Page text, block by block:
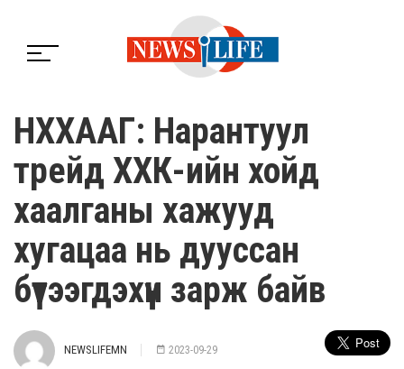
НХХААГ: Нарантуул
трейд ХХК-ийн хойд
хаалганы хажууд
хугацаа нь дууссан
бүтээгдэхүүн зарж байв
NEWSLIFEMN 2023-09-29